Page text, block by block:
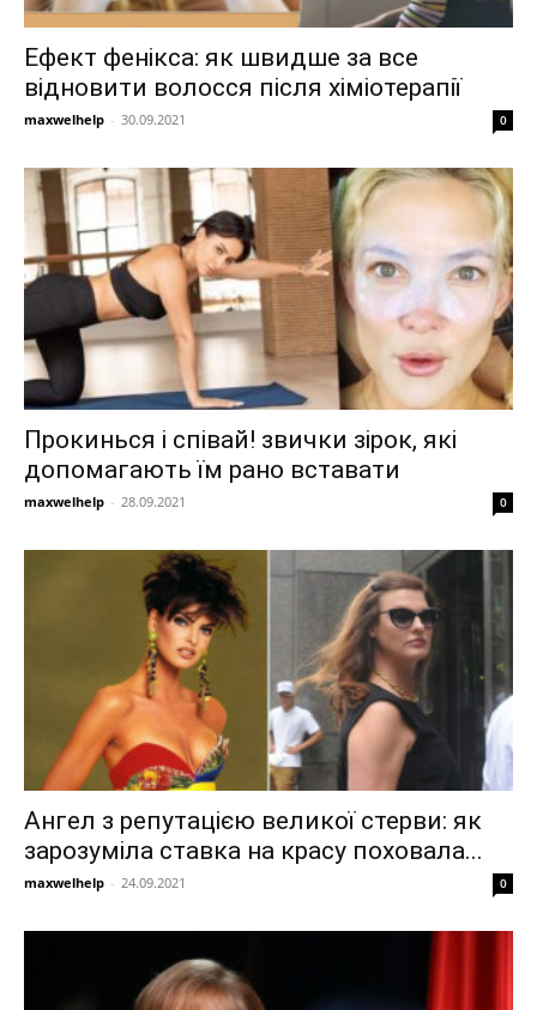
Ефект фенікса: як швидше за все
відновити волосся після хіміотерапії
maxwelhelp - 30.09.2021 0
Прокинься і співай! звички зірок, які
допомагають їм рано вставати
maxwelhelp - 28.09.2021 0
Ангел з репутацією великої стерви: як
зарозуміла ставка на красу поховала...
maxwelhelp - 24.09.2021 0